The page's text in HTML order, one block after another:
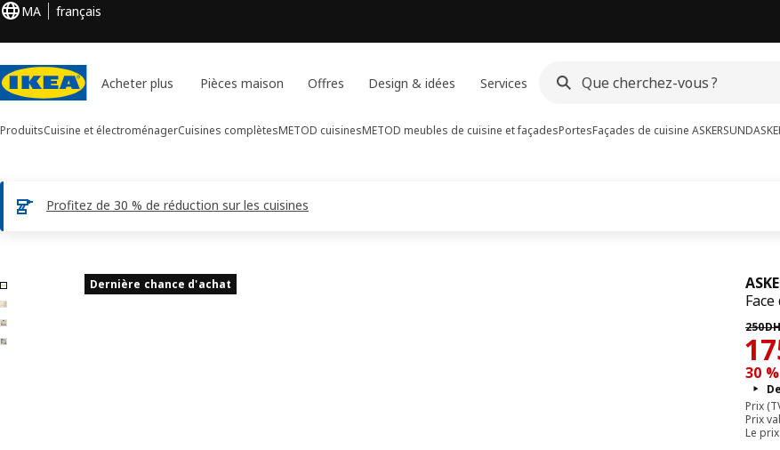
MA français
Acheter plus Pièces maison Offres Design & idées Services
ProduitsCuisine et électroménagerCuisines complètesMETOD cuisinesMETOD meubles de cuisine et façadesPortesFaçades de cuisine ASKERSUND
Profitez de 30 % de réduction sur les cuisines
Images de 4 ASKERSUND
les images Dernière chance d'achat
250DH
Prix
30
Prix
Prix
Le